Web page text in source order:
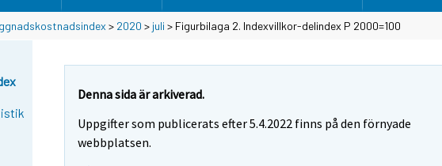
> 2020 > juli > Figurbilaga 2. Indexvillkor-delindex P 2000=100
Denna sida är arkiverad.
Uppgifter som publicerats efter 5.4.2022 finns på den förnyade
webbplatsen.